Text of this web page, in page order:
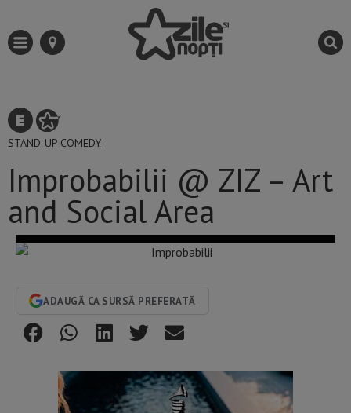
STAND-UP COMEDY
Improbabilii @ ZIZ – Art
and Social Area
ADAUGĂ CA SURSĂ PREFERATĂ